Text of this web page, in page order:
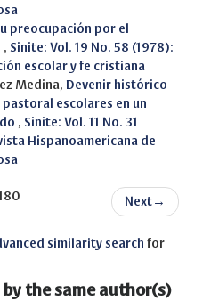
preocupación por el
, Sinite: Vol. 19 No. 58 (1978):
escolar y fe cristiana
Medina, Devenir histórico
escolares en un
, Sinite: Vol. 11 No. 31
Hispanoamericana de
Next →
similarity search for
the same author(s)